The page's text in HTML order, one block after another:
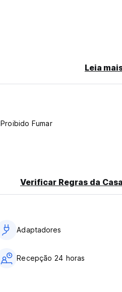
Leia
Proibido Fumar
Verificar Regras da Casa
Adaptadores
Recepção 24 horas